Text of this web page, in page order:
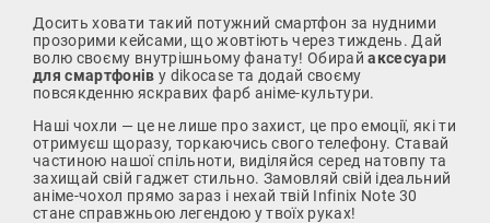
Досить ховати такий потужний смартфон за нудними
прозорими кейсами, що жовтіють через тиждень. Дай
волю своєму внутрішньому фанату! Обирайаксесуари
для смартфонів у dikocase та додай своєму
повсякденню яскравих фарб аніме-культури.
Наші чохли — це не лише про захист, це про емоції, які ти
отримуєш щоразу, торкаючись свого телефону. Ставай
частиною нашої спільноти, виділяйся серед натовпу та
захищай свій гаджет стильно. Замовляй свій ідеальний
аніме-чохол прямо зараз і нехай твій Infinix Note 30
стане справжньою легендою у твоїх руках!